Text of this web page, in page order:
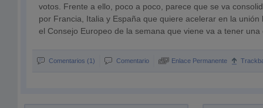
votos. Frente a ello, poco a poco, parece que se va
por Francia, Italia y España que quiere acelerar en la unión
el Consejo Europeo de la semana que viene va a tener
Comentarios (1) Comentario Enlace Permanente